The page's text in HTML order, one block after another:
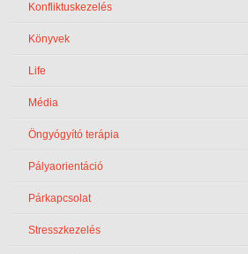
Konfliktuskezelés
Könyvek
Life
Média
Öngyógyító terápia
Pályaorientáció
Párkapcsolat
Stresszkezelés